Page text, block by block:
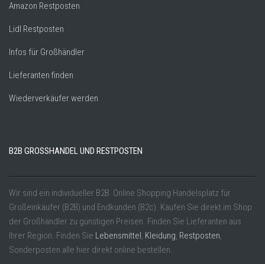
Amazon Restposten
Lidl Restposten
Infos für Großhändler
Lieferanten finden
Wiederverkäufer werden
B2B GROSSHANDEL UND RESTPOSTEN
Wir sind ein individueller B2B Online Shopping Handelsplatz für
Großeinkäufer (B2B) und Endkunden (B2c). Kaufen Sie direkt im Shop
der Großhändler zu günstigen Preisen. Finden Sie Lieferanten aus
Ihrer Region. Finden Sie Lebensmittel , Kleidung, Restposten,
Sonderposten alle hier direkt online bestellen.